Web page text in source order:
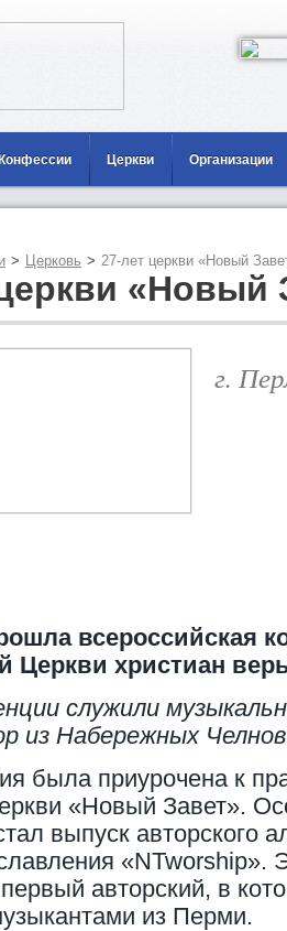
Конфессии Церкви Организации
> Церковь > 27-лет церкви «Новый
«Новый
г.
всероссийская
Церкви христиан
служили
из Набережных
была приурочена к
«Новый Завет».
выпуск авторского
«NTworship».
авторский, в
из Перми.